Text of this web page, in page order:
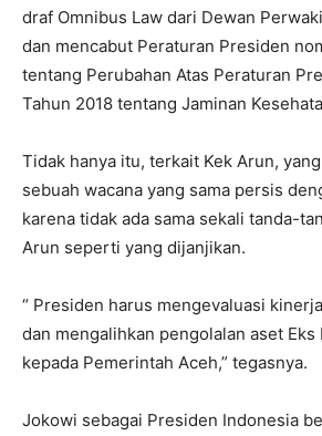
draf Omnibus Law dari Dewan
dan mencabut Peraturan Presiden
tentang Perubahan Atas Peraturan
Tahun 2018 tentang Jaminan
Tidak hanya itu, terkait Kek Arun,
sebuah wacana yang sama persis
karena tidak ada sama sekali tanda-
Arun seperti yang dijanjikan.
“ Presiden harus mengevaluasi
dan mengalihkan pengolalan aset Eks
kepada Pemerintah Aceh,” tegasnya.
Jokowi sebagai Presiden Indonesia